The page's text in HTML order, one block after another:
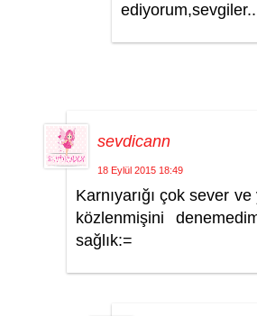
ediyorum,sevgiler..
sevdicann
18 Eylül 2015 18:49
Karnıyarığı çok sever
közlenmişini
sağlık:=